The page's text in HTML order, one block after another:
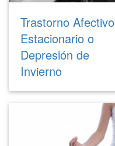
Trastorno Afectivo
Estacionario o
Depresión de
Invierno